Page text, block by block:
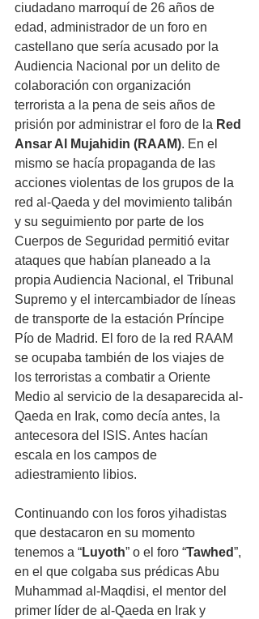
ciudadano marroquí de 26 años de
edad, administrador de un foro en
castellano que sería acusado por la
Audiencia Nacional por un delito de
colaboración con organización
terrorista a la pena de seis años de
prisión por administrar el foro de la Red
Ansar Al Mujahidin (RAAM). En el
mismo se hacía propaganda de las
acciones violentas de los grupos de la
red al-Qaeda y del movimiento talibán
y su seguimiento por parte de los
Cuerpos de Seguridad permitió evitar
ataques que habían planeado a la
propia Audiencia Nacional, el Tribunal
Supremo y el intercambiador de líneas
de transporte de la estación Príncipe
Pío de Madrid. El foro de la red RAAM
se ocupaba también de los viajes de
los terroristas a combatir a Oriente
Medio al servicio de la desaparecida al-
Qaeda en Irak, como decía antes, la
antecesora del ISIS. Antes hacían
escala en los campos de
adiestramiento libios.
Continuando con los foros yihadistas
que destacaron en su momento
tenemos a “Luyoth” o el foro “Tawhed”,
en el que colgaba sus prédicas Abu
Muhammad al-Maqdisi, el mentor del
primer líder de al-Qaeda en Irak y